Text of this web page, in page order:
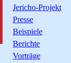
Jericho-Projekt
Presse
Beispiele
Berichte
Vorträge